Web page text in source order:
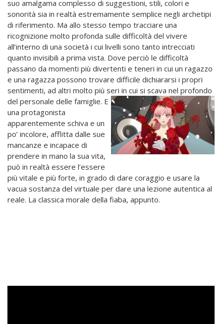
suo amalgama complesso di suggestioni, stili, colori e
sonorità sia in realtà estremamente semplice negli archetipi
di riferimento. Ma allo stesso tempo tracciare una
ricognizione molto profonda sulle difficoltà del vivere
all’interno di una società i cui livelli sono tanto intrecciati
quanto invisibili a prima vista. Dove perciò le difficoltà
passano da momenti più divertenti e teneri in cui un ragazzo
e una ragazza possono trovare difficile dichiararsi i propri
sentimenti, ad altri molto più seri in cui si scava nel profondo
del personale delle famiglie. E
una protagonista
apparentemente schiva e un
po’ incolore, afflitta dalle sue
mancanze e incapace di
prendere in mano la sua vita,
può in realtà essere l’essere
più vitale e più forte, in grado di dare coraggio e usare la
vacua sostanza del virtuale per dare una lezione autentica al
reale. La classica morale della fiaba, appunto.